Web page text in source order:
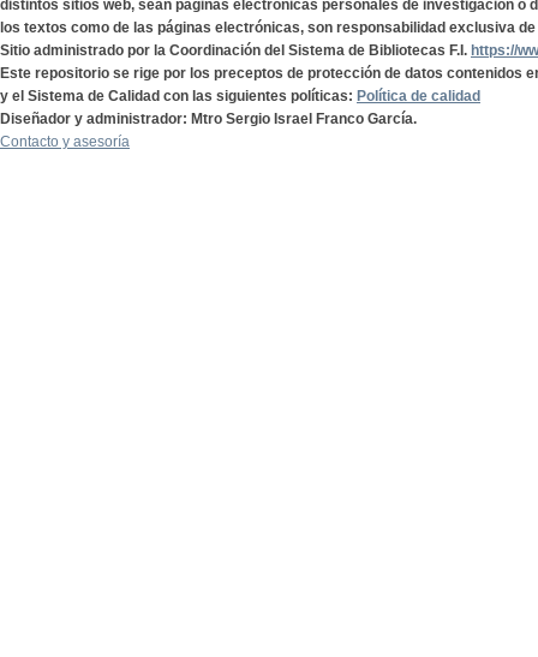
distintos sitios web, sean páginas electrónicas personales de investigación o
los textos como de las páginas electrónicas, son responsabilidad exclusiva
Sitio administrado por la Coordinación del Sistema de Bibliotecas F.I. https://
Este repositorio se rige por los preceptos de protección de datos contenidos
y el Sistema de Calidad con las siguientes políticas: Política de calidad
Diseñador y administrador: Mtro Sergio Israel Franco García.
Contacto y asesoría